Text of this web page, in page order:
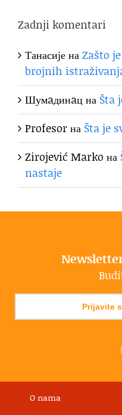
Zadnji komentari
ТанасијенаZašto
brojnih
Шумaдинaцна Šta
Profesorна Šta je
Zirojević Marko на
nastaje
Prijavite
O nama